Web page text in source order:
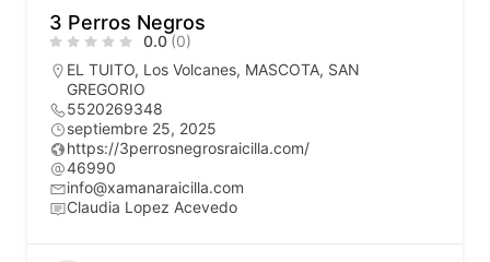
3 Perros Negros
0.0 (0)
EL TUITO, Los Volcanes, MASCOTA, SAN
GREGORIO
5520269348
septiembre 25, 2025
https://3perrosnegrosraicilla.com/
46990
info@xamanaraicilla.com
Claudia Lopez Acevedo